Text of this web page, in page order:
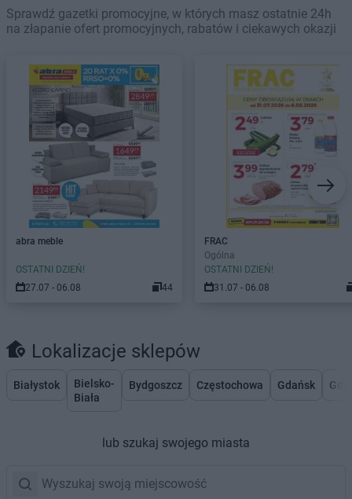
Sprawdź gazetki promocyjne, w których masz ostatnie 24h
na złapanie ofert promocyjnych, rabatów i ciekawych okazji
abra meble
OSTATNI DZIEŃ!
27.07 - 06.08
44
FRAC
Ogólna
OSTATNI DZIEŃ!
31.07 - 06.08
Lokalizacje sklepów
Białystok
Bielsko-
Biała
Bydgoszcz Częstochowa Gdańsk
lub szukaj swojego miasta